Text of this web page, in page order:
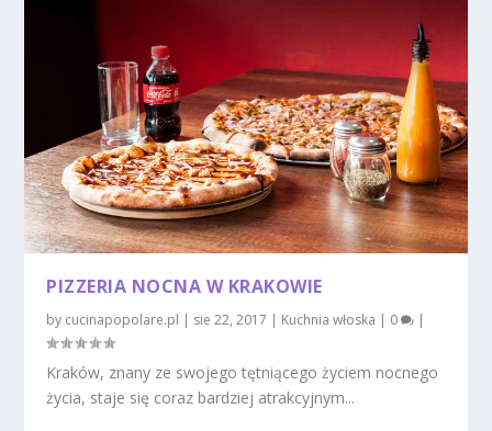
PIZZERIA NOCNA W KRAKOWIE
by cucinapopolare.pl sie 22, 2017 Kuchnia włoska 0
Kraków, znany ze swojego tętniącego życiem nocnego
życia, staje się coraz bardziej atrakcyjnym...